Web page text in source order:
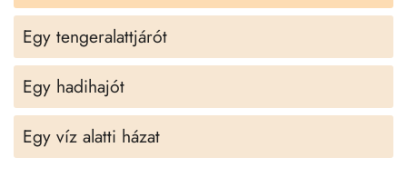
Egy tengeralattjárót
Egy hadihajót
Egy víz alatti házat